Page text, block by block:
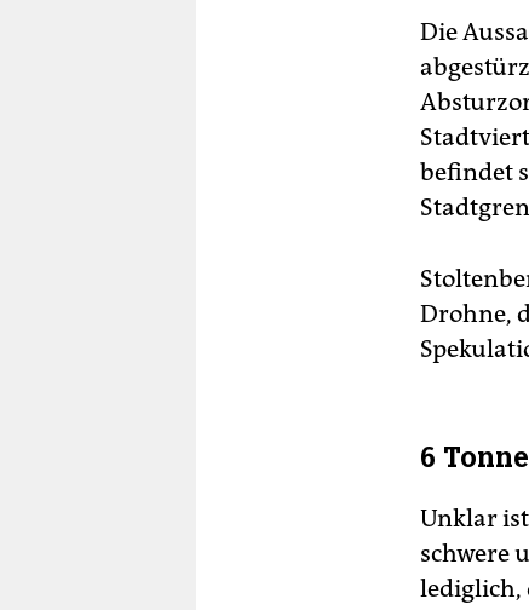
Die
befindet
Drohne,
6
Unklar
schwere
lediglich,